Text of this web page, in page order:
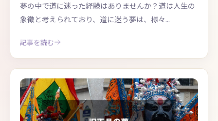
夢の中で道に迷った経験はありませんか？道は人生の
象徴と考えられており、道に迷う夢は、様々...
記事を読む